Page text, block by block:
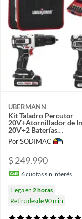
UBERMANN
Kit Taladro Percutor
20V+Atornillador de
20V+2 Baterías
2AH+Cargador+25 Acc
Por SODIMAC
$ 249.990
6cuotas sin interés
Llega en 2 horas
Retira desde 90 min